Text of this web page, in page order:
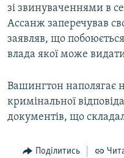
зі звинуваченнями в
Ассанж заперечував
заявляв, що
влада якої може
Вашингтон наполягає
кримінальної
документів, що
Поділитись